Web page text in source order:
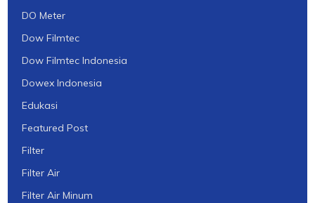
DO Meter
Dow Filmtec
Dow Filmtec Indonesia
Dowex Indonesia
Edukasi
Featured Post
Filter
Filter Air
Filter Air Minum